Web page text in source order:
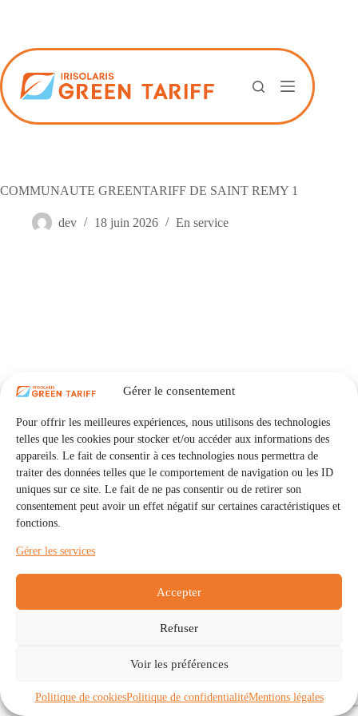
Gérer le consentement
Pour offrir les meilleures expériences, nous utilisons des technologies
telles que les cookies pour stocker et/ou accéder aux informations des
appareils. Le fait de consentir à ces technologies nous permettra de
traiter des données telles que le comportement de navigation ou les ID
uniques sur ce site. Le fait de ne pas consentir ou de retirer son
consentement peut avoir un effet négatif sur certaines caractéristiques et
fonctions.
Gérer les services
Accepter
Refuser
Voir les préférences
Politique de cookiesPolitique de confidentialitéMentions légales
COMMUNAUTE GREENTARIFF DE SAINT REMY 1
dev 18 juin 2026 En service
Communautés
À propos
Politique de cookies (UE)